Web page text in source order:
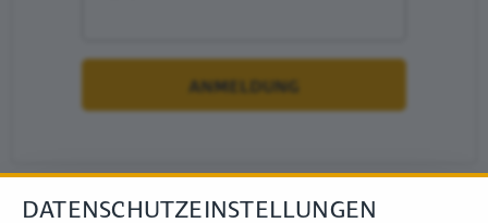
DATENSCHUTZEINSTELLUNGEN